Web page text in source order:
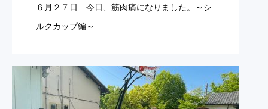
６月２７日 今日、筋肉痛になりました。～シ
ルクカップ編～